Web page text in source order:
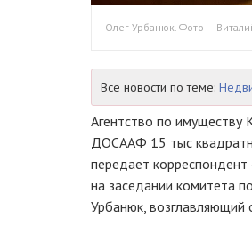
Олег Урбанюк. Фото —
Все новости по теме:
Агентство по имуществу
ДОСААФ 15 тыс
передает
на заседании комитета
Урбанюк,